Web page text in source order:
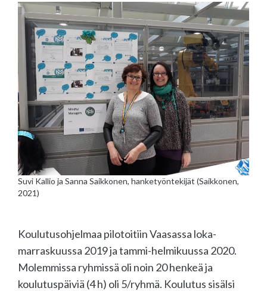
Suvi Kallio ja Sanna Saikkonen, hanketyöntekijät (Saikkonen,
2021)
Koulutusohjelmaa pilotoitiin Vaasassa loka-
marraskuussa 2019 ja tammi-helmikuussa 2020.
Molemmissa ryhmissä oli noin 20 henkeä ja
koulutuspäiviä (4 h) oli 5/ryhmä. Koulutus sisälsi